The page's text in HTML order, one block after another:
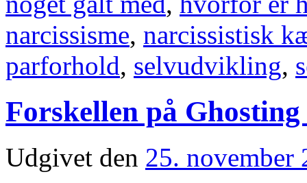
narcissisme, narcissistisk
parforhold, selvudvikling,
Forskellen på
Udgivet den 25. november